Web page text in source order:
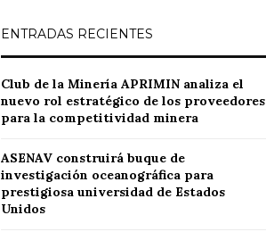
ENTRADAS RECIENTES
Club de la Minería APRIMIN analiza el
nuevo rol estratégico de los proveedores
para la competitividad minera
ASENAV construirá buque de
investigación oceanográfica para
prestigiosa universidad de Estados
Unidos